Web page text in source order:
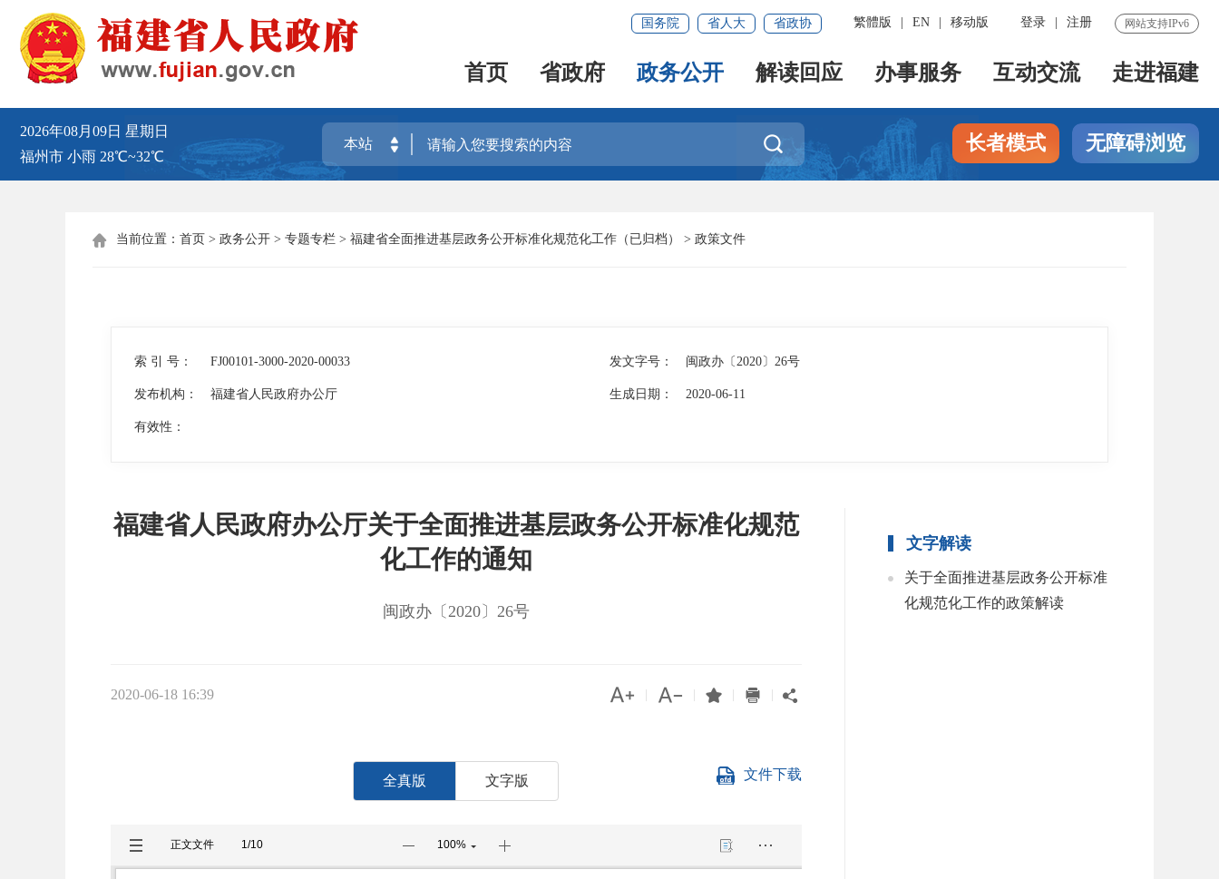
网站支持IPv6
登录 注册
繁體版 EN 移动版
国务院 省人大 省政协
首页 省政府 政务公开 解读回应 办事服务 互动交流 走进福建
2026年08月09日 星期日
福州市 小雨 28℃~32℃
 长者模式 无障碍浏览
 当前位置： 首页 > 政务公开 > 专题专栏 > 福建省全面推进基层政务公开标准化规范化工作（已归档） > 政策文件
索 引 号： FJ00101-3000-2020-00033 发文字号： 闽政办〔2020〕26号
发布机构： 福建省人民政府办公厅 生成日期： 2020-06-11
有效性：
福建省人民政府办公厅关于全面推进基层政务公开标准化规范
化工作的通知
闽政办〔2020〕26号
2020-06-18 16:39     
全真版 文字版 文件下载
文字解读
关于全面推进基层政务公开标准
化规范化工作的政策解读